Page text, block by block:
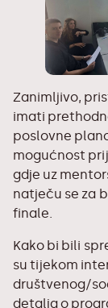
Zanimljivo,
imati
poslovne
mogućnost
gdje uz
natječu se za
finale.
Kako bi bili
su tijekom
društvenog/
detalja o